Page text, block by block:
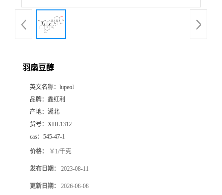
羽扇豆醇
英文名称： lupeol
品牌： 鑫红利
产地： 湖北
货号： XHL1312
cas： 545-47-1
价格： ￥1/千克
发布日期： 2023-08-11
更新日期： 2026-08-08